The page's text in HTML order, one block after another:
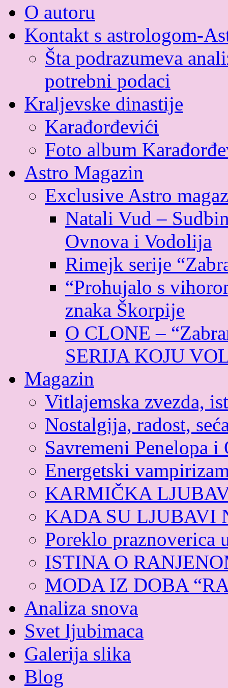
O autoru
Kontakt s astrologom-
Šta podrazumeva
potrebni podaci
Kraljevske dinastije
Karađorđevići
Foto album
Astro Magazin
Exclusive Astro
Natali Vud –
Ovnova i Vodolija
Rimejk serije
“Prohujalo s
znaka Škorpije
O CLONE –
SERIJA KOJU
Magazin
Vitlajemska zvezda,
Nostalgija, radost,
Savremeni Penelopa i
Energetski
KARMIČKA
KADA SU LJUBAVI
Poreklo praznoverica
ISTINA O
MODA IZ DOBA
Analiza snova
Svet ljubimaca
Galerija slika
Blog